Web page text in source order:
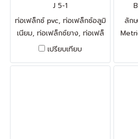
J 5-1
ท่อเฟล็กซ์ pvc, ท่อเฟล็กซ์อลูมิ
เนียม, ท่อเฟล็กซ์ยาง, ท่อเฟล็
กซ์พลาสติก, ท่อเฟล็กซ์ ทน
เปรียบเทียบ
ลัก
วัสดุ